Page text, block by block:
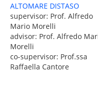
ALTOMARE DISTASO
supervisor: Prof. Alfredo
Mario Morelli
advisor: Prof. Alfredo
Morelli
co-supervisor: Prof.ssa
Raffaella Cantore